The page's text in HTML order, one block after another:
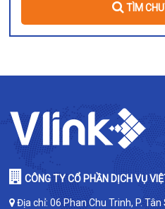
TÌM
CÔNG TY CỔ PHẦN DỊCH VỤ
Địa chỉ: 06 Phan Chu Trinh, P. Tân